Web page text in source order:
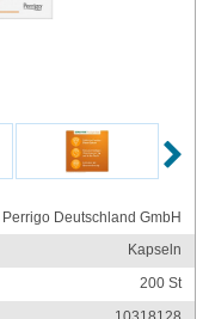
Perrigo Deutschland GmbH
Kapseln
200St